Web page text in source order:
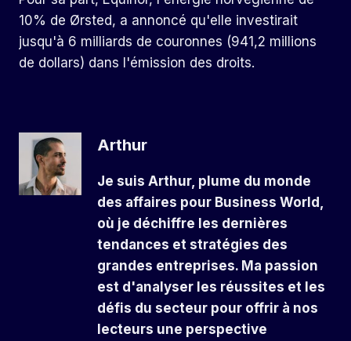
10% de Ørsted, a annoncé qu'elle investirait
jusqu'à 6 milliards de couronnes (941,2 millions
de dollars) dans l'émission des droits.
Arthur
Je suis Arthur, plume du monde
des affaires pour Business World,
où je déchiffre les dernières
tendances et stratégies des
grandes entreprises. Ma passion
est d'analyser les réussites et les
défis du secteur pour offrir à nos
lecteurs une perspective